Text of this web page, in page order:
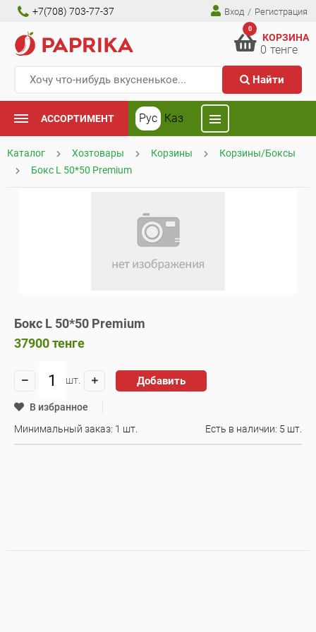
+7(708) 703-77-37 Вход / Регистрация
Найти
0
КОРЗИНА
0 тенге
АССОРТИМЕНТ Рус Каз
Каталог Хозтовары Корзины
Корзины/Боксы
Бокс L 50*50 Premium
Бокс L 50*50 Premium
37900тенге
шт. Добавить
В избранное
Минимальный заказ: 1 шт.
Есть в наличии: 5 шт.